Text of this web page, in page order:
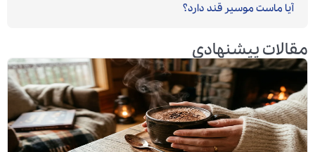
آیا ماست موسیر قند دارد؟
مقالات پیشنهادی